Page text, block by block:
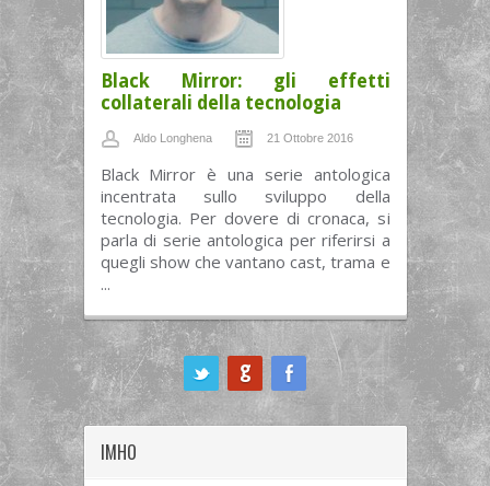
Black Mirror: gli effetti
collaterali della tecnologia
Aldo Longhena 21 Ottobre 2016
Black Mirror è una serie antologica
incentrata sullo sviluppo della
tecnologia. Per dovere di cronaca, si
parla di serie antologica per riferirsi a
quegli show che vantano cast, trama e
...
IMHO